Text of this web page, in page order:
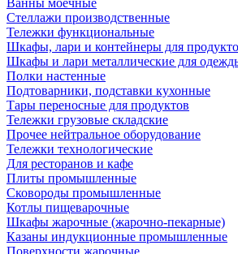
Ванны моечные
Стеллажи производственные
Тележки функциональные
Шкафы, лари и контейнеры для
Шкафы и лари металлические для
Полки настенные
Подтоварники, подставки кухонные
Тары переносные для продуктов
Тележки грузовые складские
Прочее нейтральное оборудование
Тележки технологические
Для ресторанов и кафе
Плиты промышленные
Сковороды промышленные
Котлы пищеварочные
Шкафы жарочные (жарочно-пекарные)
Казаны индукционные промышленные
Поверхности жарочные